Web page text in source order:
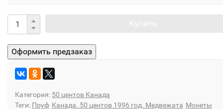
Категория: 50 центов Канада
Теги: Пруф Канада. 50 центов 1996 год. Медвежата Монеты